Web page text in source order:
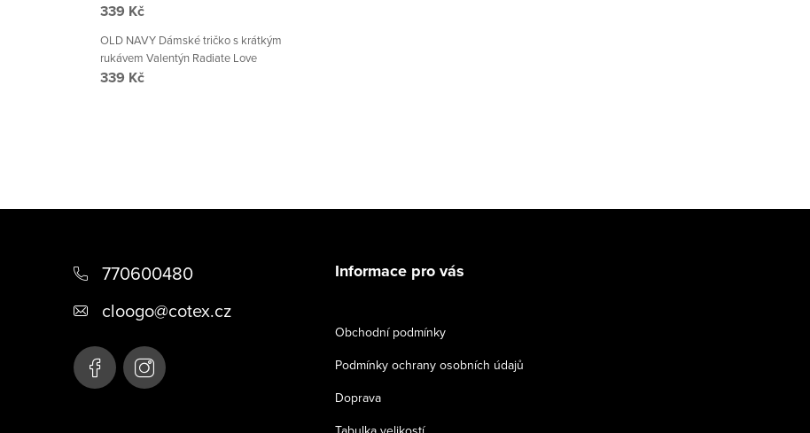
339 Kč
OLD NAVY Dámské tričko s krátkým
rukávem Valentýn Radiate Love
339 Kč
770600480
cloogo@cotex.cz
Informace pro vás
Obchodní podmínky
Podmínky ochrany osobních údajů
Doprava